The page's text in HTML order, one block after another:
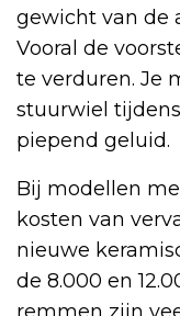
gewicht van de
Vooral de
te verduren. Je
stuurwiel
piepend geluid.
Bij modellen
kosten van
nieuwe
de 8.000 en